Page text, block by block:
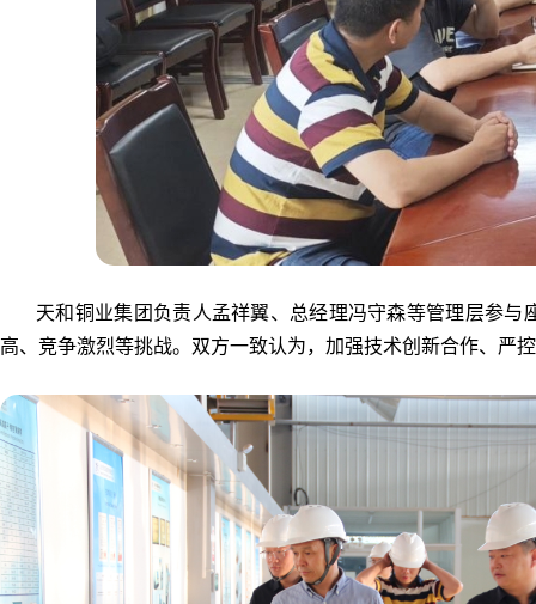
天和铜业集团负责人孟祥翼、总经理冯守森等管理层参与
高、竞争激烈等挑战。双方一致认为，加强技术创新合作、严